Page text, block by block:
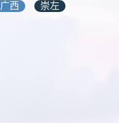
广西 崇左